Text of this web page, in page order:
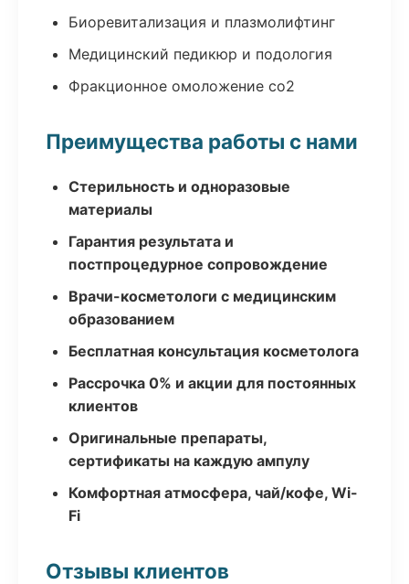
Биоревитализация и плазмолифтинг
Медицинский педикюр и подология
Фракционное омоложение co2
Преимущества работы с нами
Стерильность и одноразовые
материалы
Гарантия результата и
постпроцедурное сопровождение
Врачи-косметологи с медицинским
образованием
Бесплатная консультация косметолога
Рассрочка 0% и акции для постоянных
клиентов
Оригинальные препараты,
сертификаты на каждую ампулу
Комфортная атмосфера, чай/кофе, Wi-
Fi
Отзывы клиентов